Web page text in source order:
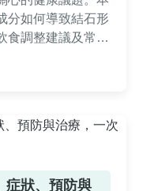
分如何導致結石形
食調整建議及常見
見解，適合所有
症狀、預防與